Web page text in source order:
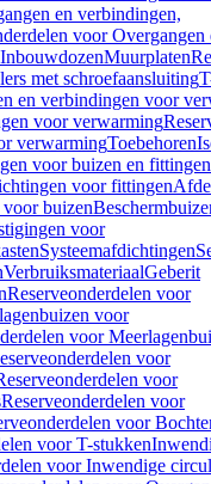
en verbindingen,
voor
InbouwdozenMuurplaten
met schroefaansluiting
en verbindingen voor
voor verwarming
verwarmingToebehoren
voor buizen en fittingen
voor fittingen
buizen
voor
Systeemafdichtingen
VerbruiksmateriaalGeberit
Reserveonderdelen voor
voor
voor
voor
voor
Reserveonderdelen voor
voor
voor T-stukken
voor Inwendige